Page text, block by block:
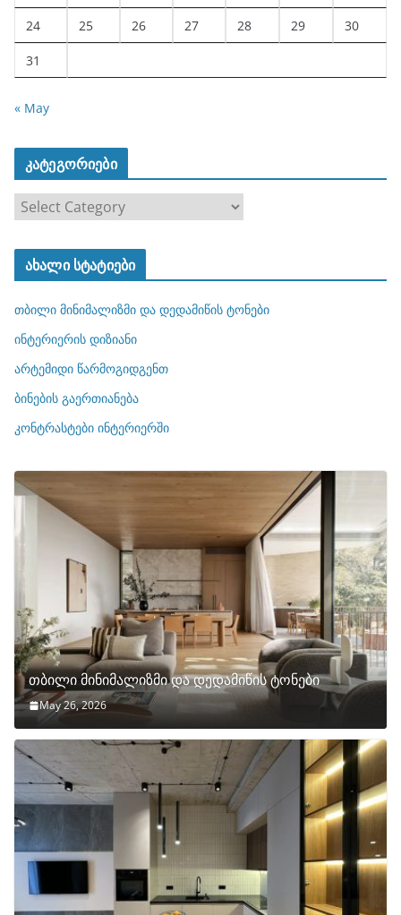
24 25 26 27 28 29 30
31
« May
კატეგორიები
ა
ტ
ო
რ
ბ
ი
ახალი სტატიები
თბილი მინიმალიზმი და დედამიწის ტონები
ინტერიერის დიზიანი
არტემიდი წარმოგიდგენთ
ბინების გაერთიანება
კონტრასტები ინტერიერში
თბილი მინიმალიზმი და დედამიწის ტონები
May 26, 2026